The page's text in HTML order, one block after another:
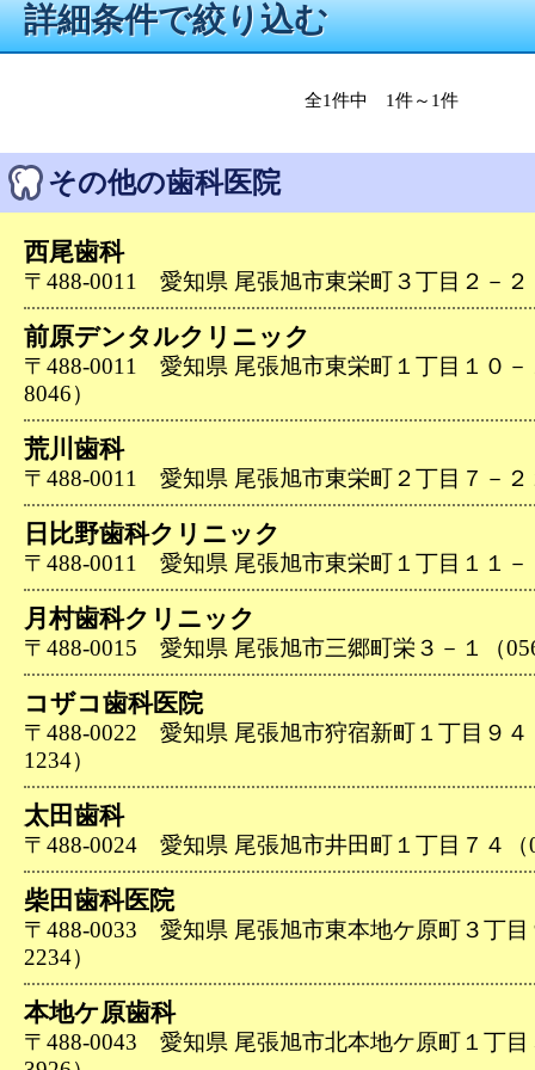
詳細条件で絞り込む
全1件中 1件～1件
その他の歯科医院
西尾歯科
〒488-0011 愛知県 尾張旭市東栄町３丁目２－２
前原デンタルクリニック
〒488-0011 愛知県 尾張旭市東栄町１丁目１０－
8046）
荒川歯科
〒488-0011 愛知県 尾張旭市東栄町２丁目７－２
日比野歯科クリニック
〒488-0011 愛知県 尾張旭市東栄町１丁目１１－
月村歯科クリニック
〒488-0015 愛知県 尾張旭市三郷町栄３－１（
コザコ歯科医院
〒488-0022 愛知県 尾張旭市狩宿新町１丁目９４
1234）
太田歯科
〒488-0024 愛知県 尾張旭市井田町１丁目７４（
柴田歯科医院
〒488-0033 愛知県 尾張旭市東本地ケ原町３丁目
2234）
本地ケ原歯科
〒488-0043 愛知県 尾張旭市北本地ケ原町１丁目